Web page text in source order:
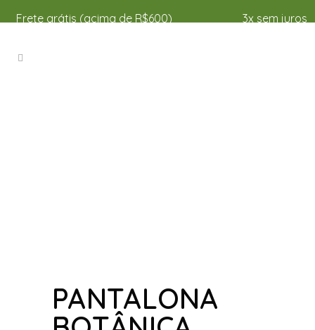
Frete grátis (acima de R$600) 3x sem juros
PANTALONA